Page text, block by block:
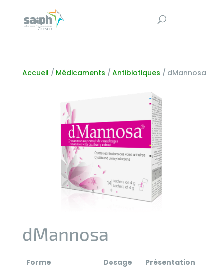
Accueil / Médicaments / Antibiotiques / dMannosa
dMannosa
Forme Dosage Présentation